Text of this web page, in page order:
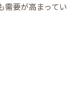
需要が高まってい